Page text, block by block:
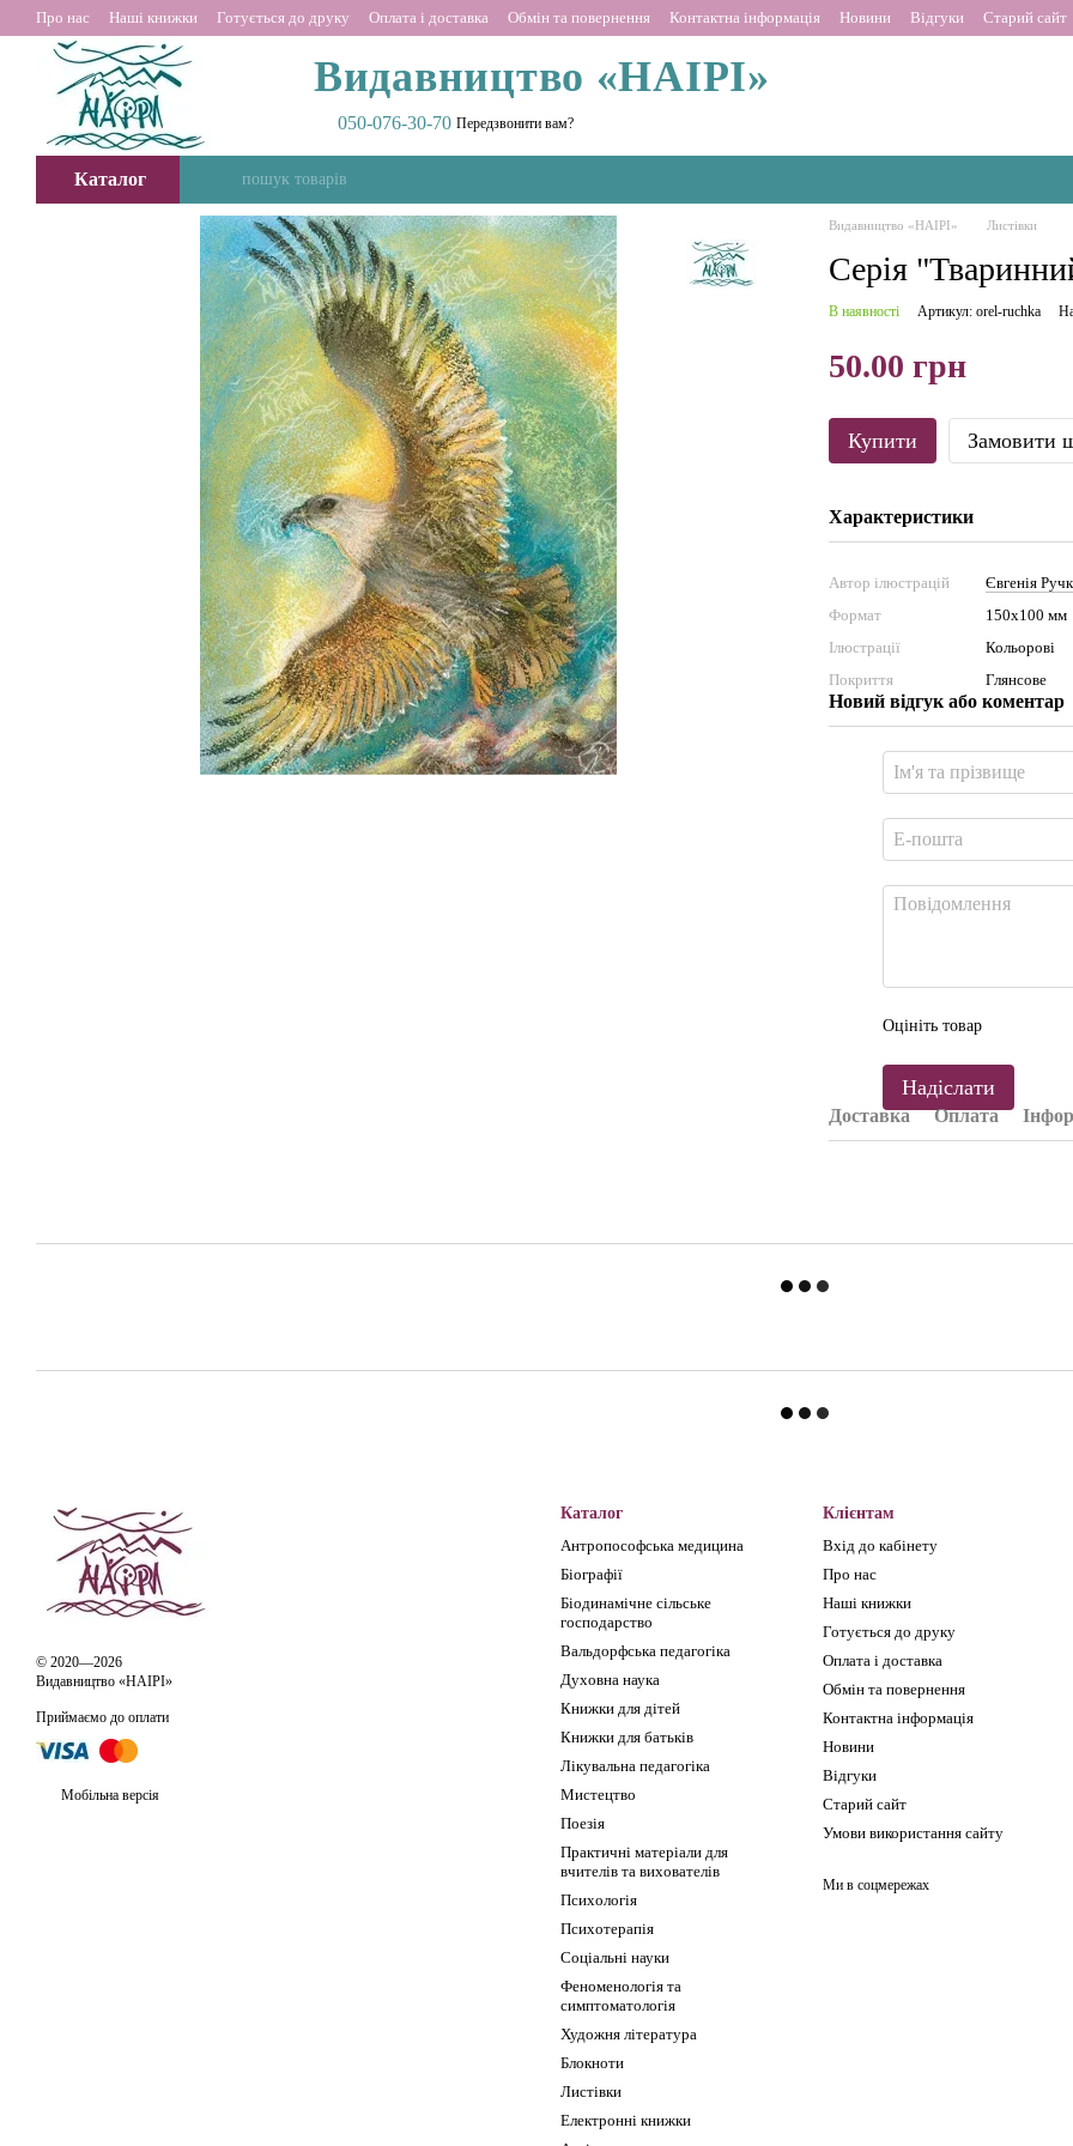
Перейти до основного контенту
Про нас Наші книжки Готується до друку Оплата і доставка Обмін та повернення Контактна інформація Новини Відгуки Старий сайт
Видавництво «НАІРІ»
050-076-30-70 Передзвонити вам?
Каталог
Видавництво «НАІРІ» Листівки
Серія
В наявності Артикул: orel-ruchka
50.00 грн
Купити Замовити
Характеристики
Автор ілюстрацій
Євгенія
Формат
150х100 мм
Ілюстрації
Кольорові
Покриття
Глянсове
Новий відгук або коментар
Оцініть товар
Надіслати
Доставка Оплата
© 2020—2026
Видавництво «НАІРІ»
Приймаємо до оплати
Мобільна версія
Каталог
Антропософська медицина
Біографії
Біодинамічне сільське
господарство
Вальдорфська педагогіка
Духовна наука
Книжки для дітей
Книжки для батьків
Лікувальна педагогіка
Мистецтво
Поезія
Практичні матеріали для
вчителів та вихователів
Психологія
Психотерапія
Соціальні науки
Феноменологія та
симптоматологія
Художня література
Блокноти
Листівки
Електронні книжки
Клієнтам
Вхід до кабінету
Про нас
Наші книжки
Готується до друку
Оплата і доставка
Обмін та повернення
Контактна інформація
Новини
Відгуки
Старий сайт
Умови використання сайту
Ми в соцмережах